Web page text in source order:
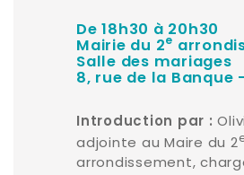
De 18h30 à 20h30
Mairie du 2e
Salle des mariages
8, rue de la Banque
Introduction par :
adjointe au Maire du 2
arrondissement,